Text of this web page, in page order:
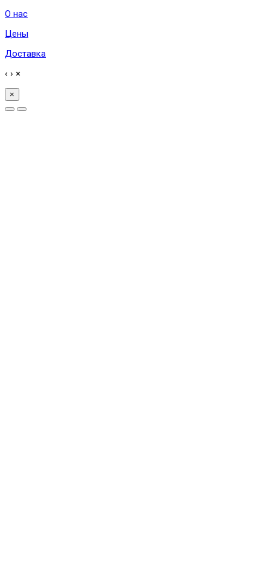
О нас
Цены
Доставка
‹ › ×
×